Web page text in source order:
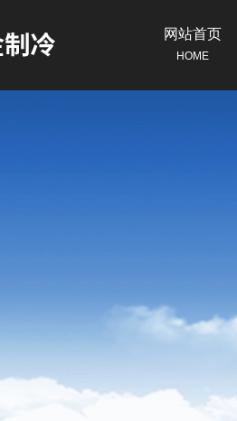
网站首页
HOME